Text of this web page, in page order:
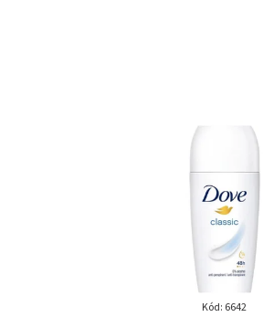
Kód: 6642